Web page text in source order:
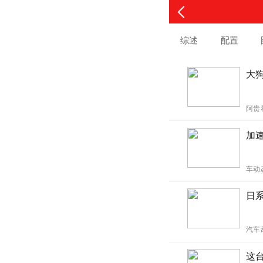
综述 配置
大
阿贵
加
车动
日
汽车
这